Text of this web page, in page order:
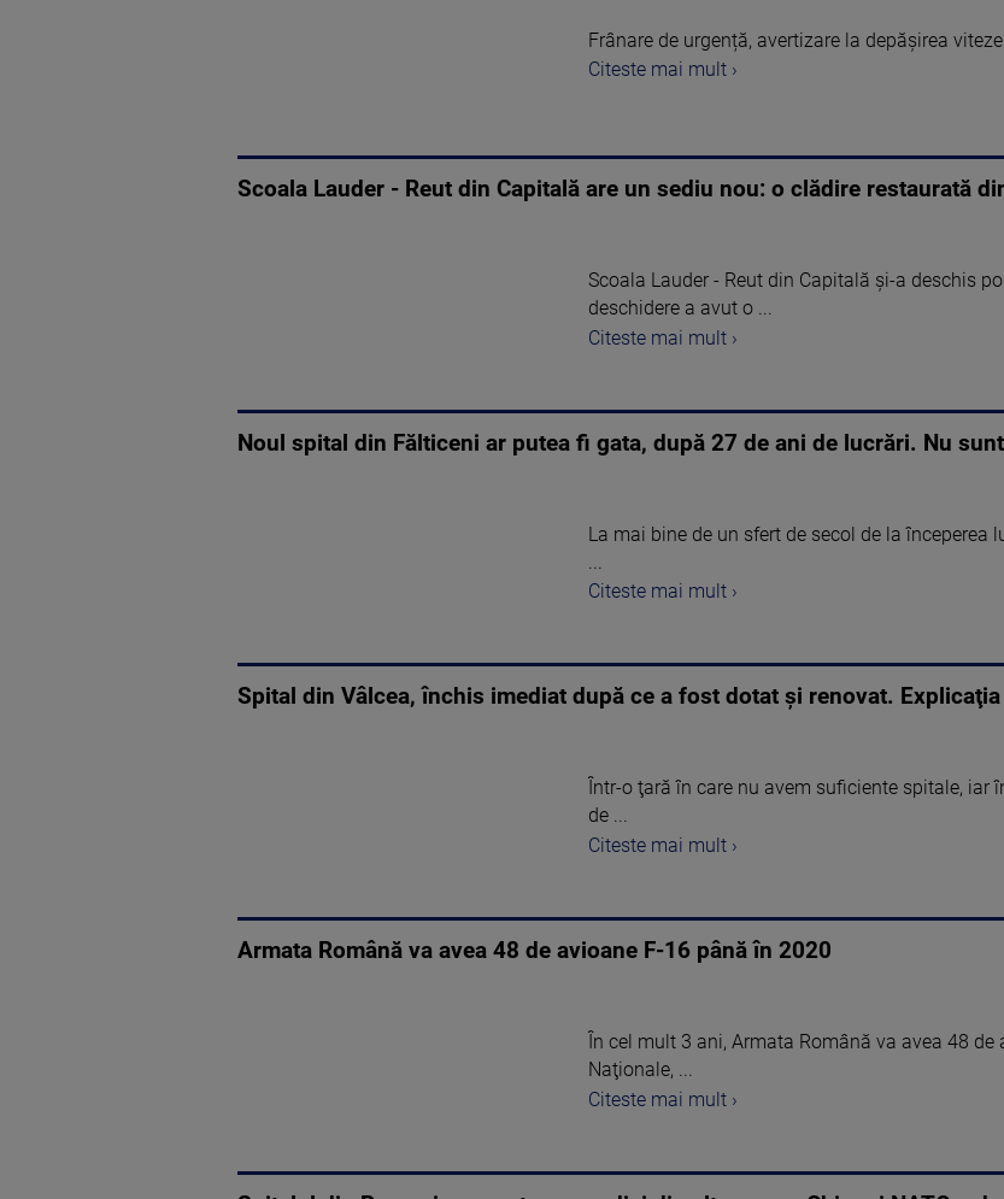
Frânare de urgență, avertizare la depășirea
Citeste mai mult ›
Scoala Lauder - Reut din Capitală are un sediu nou: o clădire restaurată
Scoala Lauder - Reut din Capitală şi-a deschis
deschidere a avut o ...
Citeste mai mult ›
Noul spital din Fălticeni ar putea fi gata, după 27 de ani de lucrări. Nu
La mai bine de un sfert de secol de la
Citeste mai mult ›
Spital din Vâlcea, închis imediat după ce a fost dotat şi renovat.
Într-o ţară în care nu avem suficiente spitale, iar
de ...
Citeste mai mult ›
Armata Română va avea 48 de avioane F-16 până în 2020
În cel mult 3 ani, Armata Română va avea 48
Naţionale, ...
Citeste mai mult ›